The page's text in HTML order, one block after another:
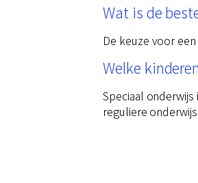
Wat is de
De keuze voor
Welke
Speciaal
reguliere